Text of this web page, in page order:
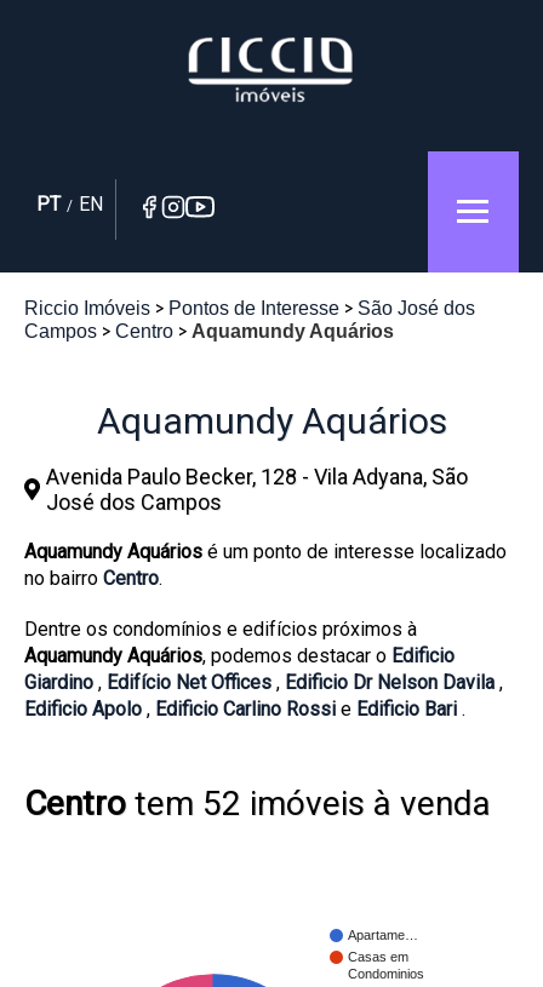
PT / EN
Riccio Imóveis Pontos de Interesse
São José dos
Campos
Centro Aquamundy Aquários
Aquamundy Aquários
Avenida Paulo Becker, 128 - Vila Adyana, São
José dos Campos
Aquamundy Aquários é um ponto de interesse localizado
no bairro Centro.
Dentre os condomínios e edifícios próximos à
Aquamundy Aquários, podemos destacar o Edificio
Giardino , Edifício Net Offices , Edificio Dr Nelson Davila ,
Edificio Apolo , Edificio Carlino Rossi e Edificio Bari .
Centro tem 52 imóveis à venda
Apartame…
Casas em
Condominios